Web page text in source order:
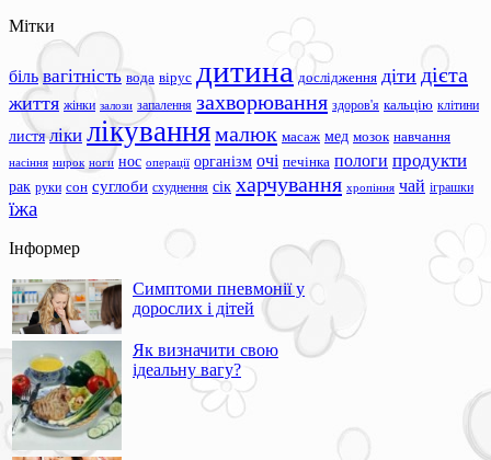
Мітки
біль вагітність вода вірус дитина дослідження діти дієта
життя жінки залози запалення захворювання здоров'я кальцію клітини
листя ліки лікуваннямалюк масаж мед мозок навчання
насіння нирок ноги нос операції організм очі печінка пологи продукти
рак руки сон суглоби схуднення сік харчування хропіння чай іграшки
їжа
Інформер
Симптоми пневмонії у
дорослих і дітей
Як визначити свою
ідеальну вагу?